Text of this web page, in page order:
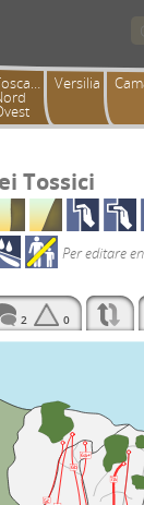
Versilia
Tossici
Per editare
2 0
6b
5c
6a+
7a